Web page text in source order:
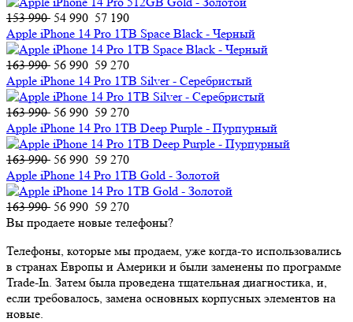
153 990 54 990 57 190
Apple iPhone 14 Pro 1TB Space Black - Черный
163 990 56 990 59 270
Apple iPhone 14 Pro 1TB Silver - Серебристый
163 990 56 990 59 270
Apple iPhone 14 Pro 1TB Deep Purple - Пурпурный
163 990 56 990 59 270
Apple iPhone 14 Pro 1TB Gold - Золотой
163 990 56 990 59 270
Вы продаете новые телефоны?
Телефоны, которые мы продаем, уже когда-то использовались
в странах Европы и Америки и были заменены по программе
Trade-In. Затем была проведена тщательная диагностика, и,
если требовалось, замена основных корпусных элементов на
новые.